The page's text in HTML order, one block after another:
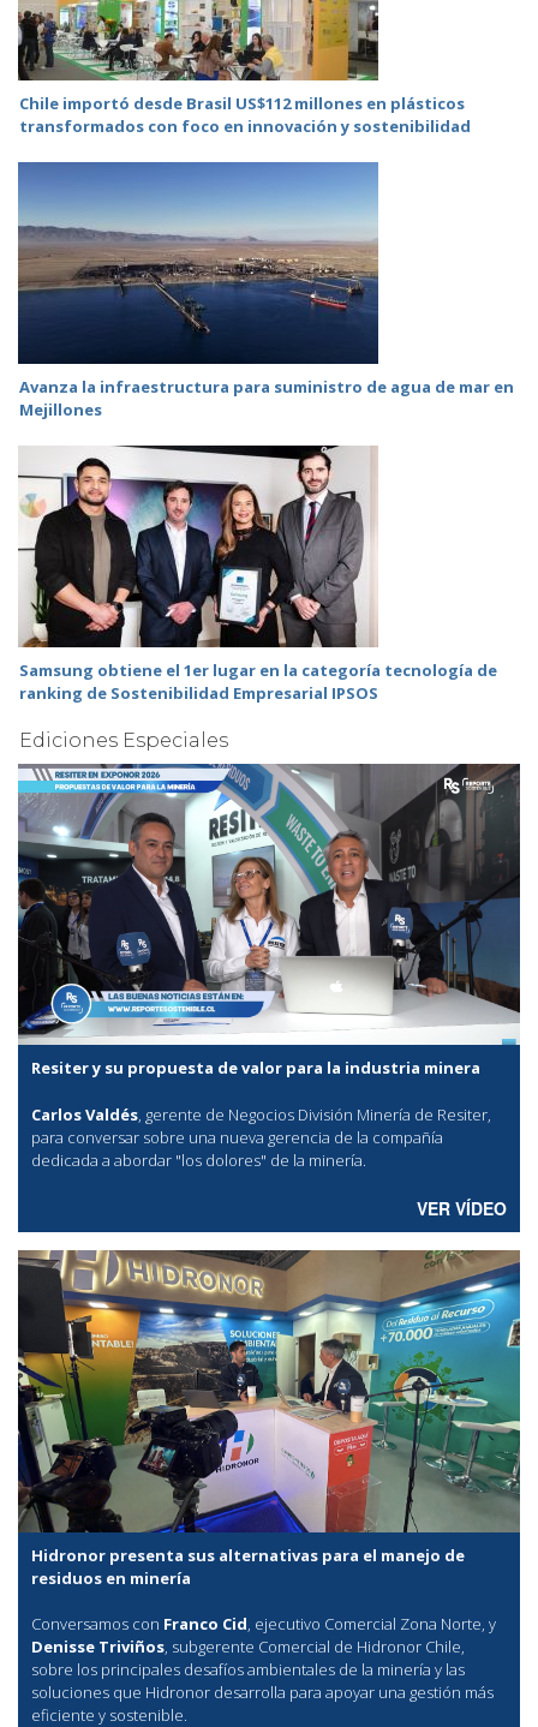
Chile importó desde Brasil US$112 millones en plásticos
transformados con foco en innovación y sostenibilidad
Avanza la infraestructura para suministro de agua de mar en
Mejillones
Samsung obtiene el 1er lugar en la categoría tecnología de
ranking de Sostenibilidad Empresarial IPSOS
Ediciones Especiales
Resiter y su propuesta de valor para la industria minera
Carlos Valdés, gerente de Negocios División Minería de Resiter,
para conversar sobre una nueva gerencia de la compañía
dedicada a abordar "los dolores" de la minería.
VER VÍDEO
Hidronor presenta sus alternativas para el manejo de
residuos en minería
Conversamos con Franco Cid, ejecutivo Comercial Zona Norte, y
Denisse Triviños, subgerente Comercial de Hidronor Chile,
sobre los principales desafíos ambientales de la minería y las
soluciones que Hidronor desarrolla para apoyar una gestión más
eficiente y sostenible.